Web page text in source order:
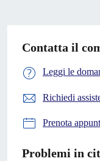
Contatta il
Leggi le
Richiedi
Prenota
Problemi in